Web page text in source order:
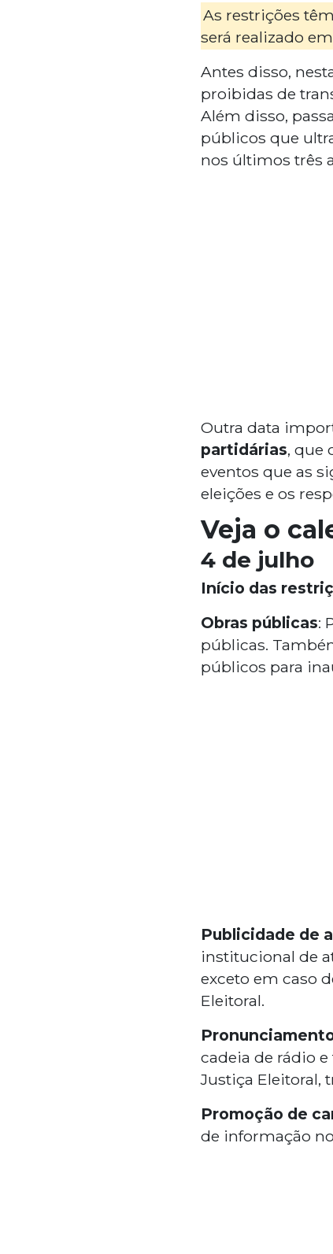
As restrições
será realizado
Antes disso,
proibidas de
Além disso,
públicos que
nos últimos três
Outra data
partidárias, que
eventos que as
eleições e os
Veja o
4 de julho
Início das
Obras públicas:
públicas.
públicos para
Publicidade de
institucional de
exceto em caso
Eleitoral.
cadeia de rádio
Justiça Eleitoral,
Promoção de
de informação